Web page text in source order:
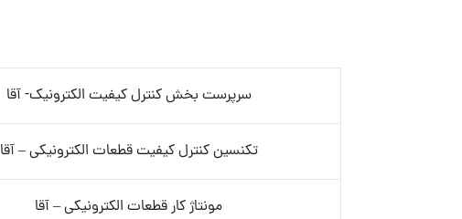
سرپرست بخش کنترل کیفیت الکترونیک- آقا
تکنسین کنترل کیفیت قطعات الکترونیکی – آقا
مونتاژ کار قطعات الکترونیکی – آقا